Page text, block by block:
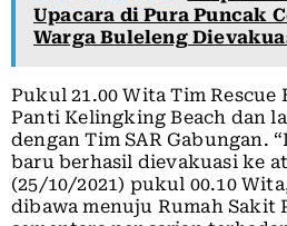
Upacara di Pura Puncak
Warga Buleleng
Pukul 21.00 Wita Tim Rescue
Panti Kelingking Beach dan
dengan Tim SAR Gabungan.
baru berhasil dievakuasi ke
(25/10/2021) pukul 00.10
dibawa menuju Rumah Sakit